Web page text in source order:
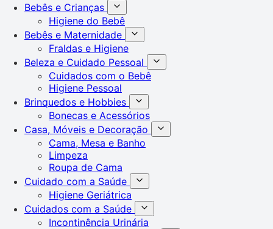
Bebês e Crianças
Higiene do Bebê
Bebês e Maternidade
Fraldas e Higiene
Beleza e Cuidado Pessoal
Cuidados com o Bebê
Higiene Pessoal
Brinquedos e Hobbies
Bonecas e Acessórios
Casa, Móveis e Decoração
Cama, Mesa e Banho
Limpeza
Roupa de Cama
Cuidado com a Saúde
Higiene Geriátrica
Cuidados com a Saúde
Incontinência Urinária